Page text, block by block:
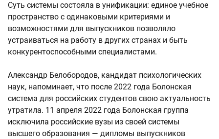
Суть системы состояла в унификации: единое учебное
пространство с одинаковыми критериями и
возможностями для выпускников позволяло
устраиваться на работу в других странах и быть
конкурентоспособными специалистами.
Александр Белобородов, кандидат психологических
наук, напоминает, что после 2022 года Болонская
система для российских студентов свою актуальность
утратила. 11 апреля 2022 года Болонская группа
исключила российские вузы из своей системы
высшего образования — дипломы выпускников